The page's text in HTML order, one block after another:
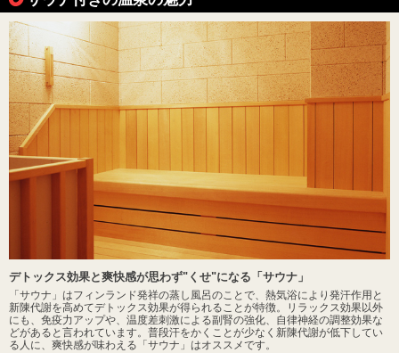
デトックス効果と爽快感が思わず"くせ"になる「サウナ」
「サウナ」はフィンランド発祥の蒸し風呂のことで、熱気浴により発汗作用と
新陳代謝を高めてデトックス効果が得られることが特徴。リラックス効果以外
にも、免疫力アップや、温度差刺激による副腎の強化、自律神経の調整効果な
どがあると言われています。普段汗をかくことが少なく新陳代謝が低下してい
る人に、爽快感が味わえる「サウナ」はオススメです。